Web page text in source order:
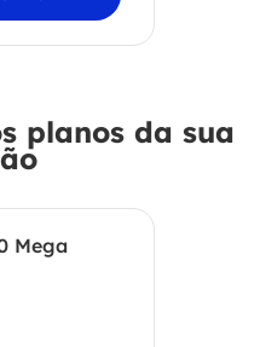
planos da sua
Mega